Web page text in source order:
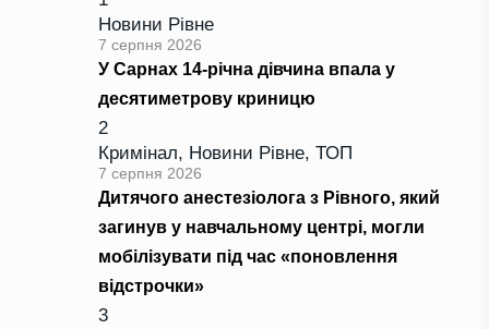
Новини Рівне
7 серпня 2026
У Сарнах 14-річна дівчина впала у
десятиметрову криницю
2
Кримінал, Новини Рівне, ТОП
7 серпня 2026
Дитячого анестезіолога з Рівного, який
загинув у навчальному центрі, могли
мобілізувати під час «поновлення
відстрочки»
3